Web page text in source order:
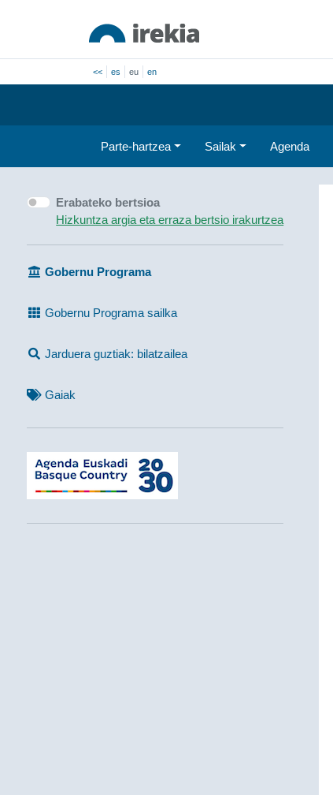
<< es eu en
Parte-hartzea Sailak Agenda
Erabateko bertsioa
Hizkuntza argia eta erraza bertsio irakurtzea
Gobernu Programa
Gobernu Programa sailka
Jarduera guztiak: bilatzailea
Gaiak